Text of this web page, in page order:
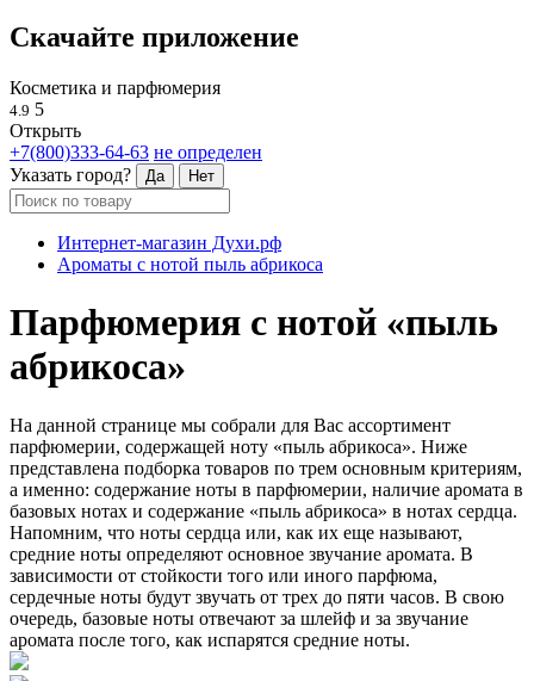
Скачайте приложение
Косметика и парфюмерия
4.9 5
Открыть
+7(800)333-64-63 не определен
Указать город?
Да Нет
Интернет-магазин Духи.рф
Ароматы с нотой пыль абрикоса
Парфюмерия с нотой «пыль
абрикоса»
На данной странице мы собрали для Вас ассортимент
парфюмерии, содержащей ноту «пыль абрикоса». Ниже
представлена подборка товаров по трем основным критериям,
а именно: содержание ноты в парфюмерии, наличие аромата в
базовых нотах и содержание «пыль абрикоса» в нотах сердца.
Напомним, что ноты сердца или, как их еще называют,
средние ноты определяют основное звучание аромата. В
зависимости от стойкости того или иного парфюма,
сердечные ноты будут звучать от трех до пяти часов. В свою
очередь, базовые ноты отвечают за шлейф и за звучание
аромата после того, как испарятся средние ноты.